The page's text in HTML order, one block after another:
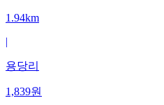
1.94km
|
용당리
1,839원